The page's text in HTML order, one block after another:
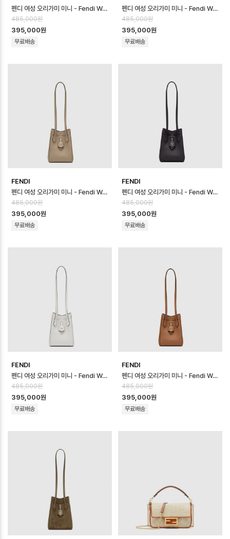
펜디 여성 오리가미 미니 - Fendi Womens Origami Mini - feb170…
485,000원
395,000원
무료배송
펜디 여성 오리가미 미니 - Fendi Womens Origami Mini - feb170…
485,000원
395,000원
무료배송
FENDI
펜디 여성 오리가미 미니 - Fendi Womens Origami Mini - feb170…
485,000원
395,000원
무료배송
FENDI
펜디 여성 오리가미 미니 - Fendi Womens Origami Mini - feb170…
485,000원
395,000원
무료배송
FENDI
펜디 여성 오리가미 미니 - Fendi Womens Origami Mini - feb170…
485,000원
395,000원
무료배송
FENDI
펜디 여성 오리가미 미니 - Fendi Womens Origami Mini - feb170…
485,000원
395,000원
무료배송